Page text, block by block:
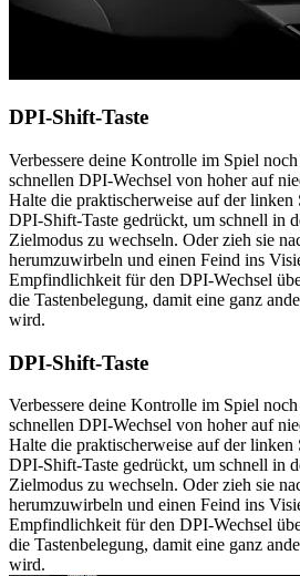
DPI-Shift-Taste
Verbessere deine Kontrolle im Spiel
schnellen DPI-Wechsel von hoher auf
Halte die praktischerweise auf der linken
DPI-Shift-Taste gedrückt, um schnell in
Zielmodus zu wechseln. Oder zieh sie
herumzuwirbeln und einen Feind ins
Empfindlichkeit für den DPI-Wechsel
die Tastenbelegung, damit eine ganz
wird.
DPI-Shift-Taste
Verbessere deine Kontrolle im Spiel
schnellen DPI-Wechsel von hoher auf
Halte die praktischerweise auf der linken
DPI-Shift-Taste gedrückt, um schnell in
Zielmodus zu wechseln. Oder zieh sie
herumzuwirbeln und einen Feind ins
Empfindlichkeit für den DPI-Wechsel
die Tastenbelegung, damit eine ganz
wird.